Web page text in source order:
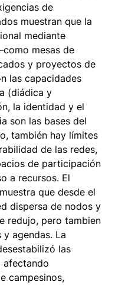
de
muestran que la
mediante
mesas de
y proyectos de
las capacidades
(diádica y
la identidad y el
son las bases del
también hay límites
de las redes,
de participación
a recursos. El
que desde el
dispersa de nodos y
redujo, pero tambien
agendas. La
las
afectando
campesinos,